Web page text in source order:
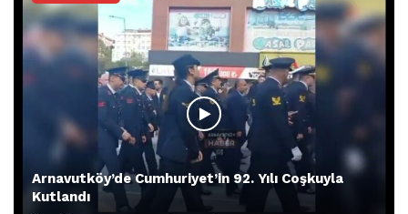
Arnavutköy’de Cumhuriyet’in 92. Yılı Coşkuyla
Kutlandı